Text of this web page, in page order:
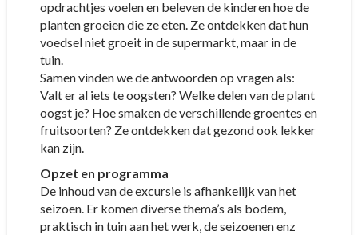
opdrachtjes voelen en beleven de kinderen hoe de
planten groeien die ze eten. Ze ontdekken dat hun
voedsel niet groeit in de supermarkt, maar in de
tuin.
Samen vinden we de antwoorden op vragen als:
Valt er al iets te oogsten? Welke delen van de plant
oogst je? Hoe smaken de verschillende groentes en
fruitsoorten? Ze ontdekken dat gezond ook lekker
kan zijn.
Opzet en programma
De inhoud van de excursie is afhankelijk van het
seizoen. Er komen diverse thema’s als bodem,
praktisch in tuin aan het werk, de seizoenen enz